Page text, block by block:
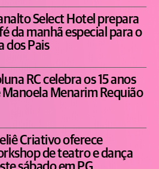
Select Hotel prepara
da manhã especial para o
dos Pais
RC celebra os 15 anos
Manoela Menarim Requião
Criativo oferece
de teatro e dança